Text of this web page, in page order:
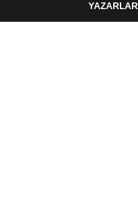
YAZARLAR